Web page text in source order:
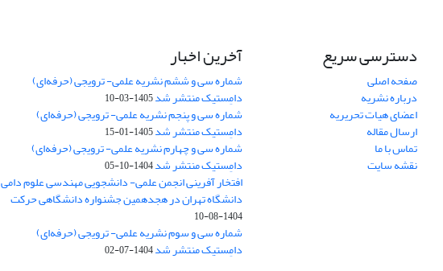
دسترسی سریع
صفحه اصلی
درباره نشریه
اعضای هیات تحریریه
ارسال مقاله
تماس با ما
نقشه سایت
آخرین اخبار
شماره سی و ششم نشریه علمی- ترویجی (حرفه‌ای)
دامِستیک منتشر شد1405-03-10
شماره سی و پنجم نشریه علمی- ترویجی (حرفه‌ای)
دامِستیک منتشر شد1405-01-15
شماره سی و چهارم نشریه علمی- ترویجی (حرفه‌ای)
دامِستیک منتشر شد1404-10-05
افتخار آفرینی انجمن علمی- دانشجویی مهندسی علوم دامی
دانشگاه تهران در هجدهمین جشنواره دانشگاهی حرکت
1404-08-10
شماره سی و سوم نشریه علمی- ترویجی (حرفه‌ای)
دامِستیک منتشر شد1404-07-02